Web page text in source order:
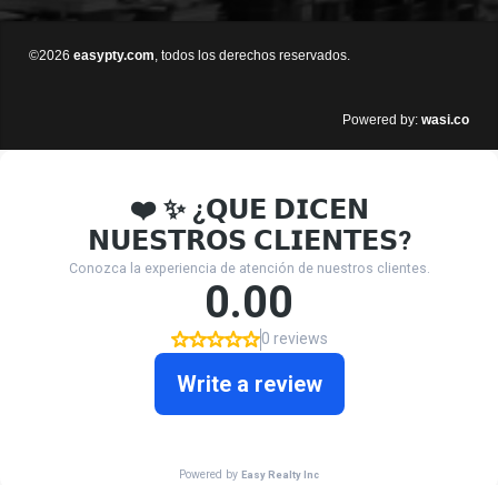
©2026 easypty.com , todos los derechos reservados.
Powered by: wasi.co